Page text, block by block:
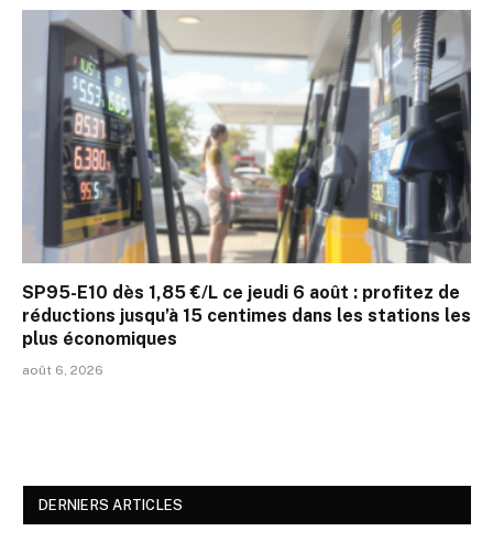
SP95-E10 dès 1,85 €/L ce jeudi 6 août : profitez de
réductions jusqu’à 15 centimes dans les stations les
plus économiques
août 6, 2026
DERNIERS ARTICLES